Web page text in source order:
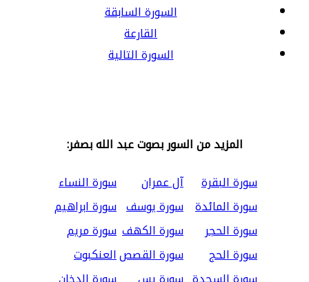
السورة السابقة
القارعة
السورة التالية
المزيد من السور بصوت عبد الله بصفر:
سورة البقرة
آل عمران
سورة النساء
سورة المائدة سورة يوسف سورة ابراهيم
سورة الحجر
سورة الكهف سورة مريم
سورة الحج
سورة القصصالعنكبوت